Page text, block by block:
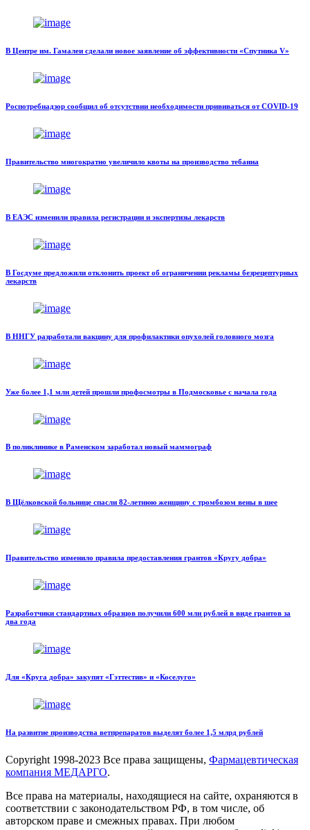
В Центре им. Гамалеи сделали новое заявление об эффективности «Спутника V»
Роспотребнадзор сообщил об отсутствии необходимости прививаться от COVID-19
Правительство многократно увеличило квоты на производство тебаина
В ЕАЭС изменили правила регистрации и экспертизы лекарств
В Госдуме предложили отклонить проект об ограничении рекламы безрецептурных
лекарств
В ННГУ разработали вакцину для профилактики опухолей головного мозга
Уже более 1,1 млн детей прошли профосмотры в Подмосковье с начала года
В поликлинике в Раменском заработал новый маммограф
В Щёлковской больнице спасли 82-летнюю женщину с тромбозом вены в шее
Правительство изменило правила предоставления грантов «Кругу добра»
Разработчики стандартных образцов получили 600 млн рублей в виде грантов за
два года
Для «Круга добра» закупят «Гэттестив» и «Коселуго»
На развитие производства ветпрепаратов выделят более 1,5 млрд рублей
Copyright 1998-2023 Все права защищены, Фармацевтическая
компания МЕДАРГО.
Все права на материалы, находящиеся на сайте, охраняются в
соответствии с законодательством РФ, в том числе, об
авторском праве и смежных правах. При любом